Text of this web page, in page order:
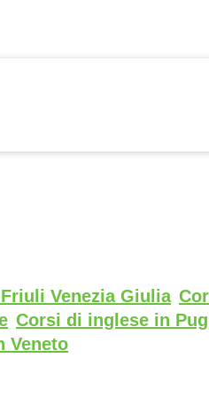
Venezia Giulia
Corsi di inglese in
Veneto